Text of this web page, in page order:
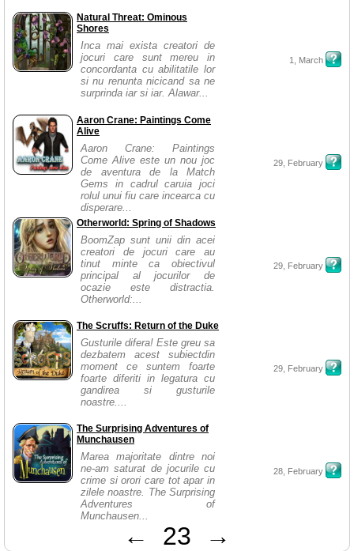
Natural Threat: Ominous
Shores
Inca mai exista creatori de
jocuri care sunt mereu in
concordanta cu abilitatile lor
si nu renunta nicicand sa ne
surprinda iar si iar. Alawar...
1, March
Aaron Crane: Paintings Come
Alive
Aaron Crane: Paintings
Come Alive este un nou joc
de aventura de la Match
Gems in cadrul caruia joci
rolul unui fiu care incearca cu
disperare...
29, February
Otherworld: Spring of Shadows
BoomZap sunt unii din acei
creatori de jocuri care au
tinut minte ca obiectivul
principal al jocurilor de
ocazie este distractia.
Otherworld:...
29, February
The Scruffs: Return of the Duke
Gusturile difera! Este greu sa
dezbatem acest subiectdin
moment ce suntem foarte
foarte diferiti in legatura cu
gandirea si gusturile
noastre....
29, February
The Surprising Adventures of
Munchausen
Marea majoritate dintre noi
ne-am saturat de jocurile cu
crime si orori care tot apar in
zilele noastre. The Surprising
Adventures of
Munchausen...
28, February
← 23 →